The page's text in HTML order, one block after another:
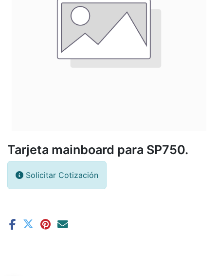
Tarjeta mainboard para SP750.
Solicitar Cotización